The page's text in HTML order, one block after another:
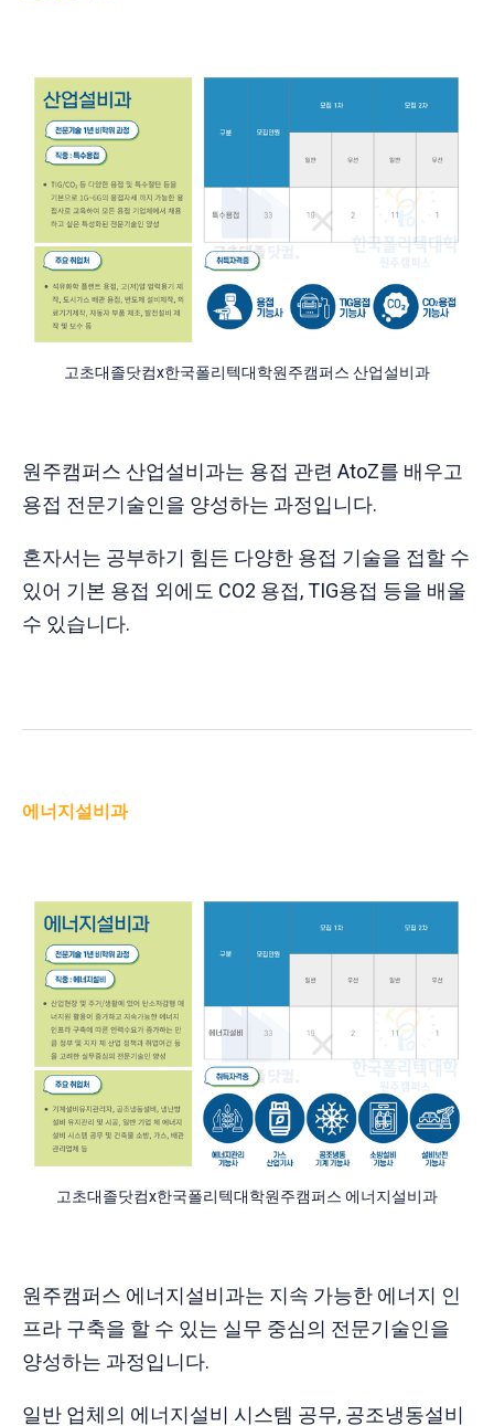
고초대졸닷컴x한국폴리텍대학원주캠퍼스 산업설비과
원주캠퍼스 산업설비과는 용접 관련 AtoZ를 배우고
용접 전문기술인을 양성하는 과정입니다.
혼자서는 공부하기 힘든 다양한 용접 기술을 접할 수
있어 기본 용접 외에도 CO2 용접, TIG용접 등을 배울
수 있습니다.
에너지설비과
고초대졸닷컴x한국폴리텍대학원주캠퍼스 에너지설비과
원주캠퍼스 에너지설비과는 지속 가능한 에너지 인
프라 구축을 할 수 있는 실무 중심의 전문기술인을
양성하는 과정입니다.
일반 업체의 에너지설비 시스템 공무, 공조냉동설비